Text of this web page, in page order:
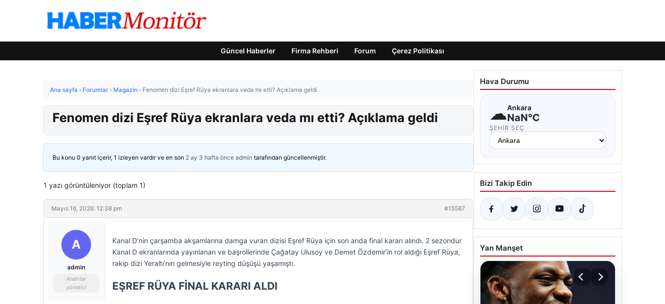
Güncel Haberler Firma Rehberi Forum Çerez Politikası
Ana sayfa › Forumlar › Magazin › Fenomen dizi Eşref Rüya ekranlara veda mı etti? Açıklama geldi
Fenomen dizi Eşref Rüya ekranlara veda mı etti? Açıklama geldi
Bu konu 0 yanıt içerir, 1 izleyen vardır ve en son 2 ay 3 hafta önce admin tarafından güncellenmiştir.
1 yazı görüntüleniyor (toplam 1)
Mayıs 16, 2026: 12:38 pm #15587
A
admin
Anahtar
yönetici
Kanal D’nin çarşamba akşamlarına damga vuran dizisi Eşref Rüya için son anda final kararı alındı. 2 sezondur
Kanal D ekranlarında yayınlanan ve başrollerinde Çağatay Ulusoy ve Demet Özdemir’in rol aldığı Eşref Rüya,
rakip dizi Yeraltı’nın gelmesiyle reyting düşüşü yaşamıştı.
EŞREF RÜYA FİNAL KARARI ALDI
Hava Durumu
☁Ankara
NaN°C
ŞEHIR SEÇ
Bizi Takip Edin
Yan Manşet